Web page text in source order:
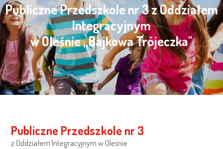
Publiczne Przedszkole nr 3 z Oddziałem
Integracyjnym
w Oleśnie „Bajkowa Trójeczka"
Publiczne Przedszkole nr 3
z Oddziałem Integracyjnym w Oleśnie